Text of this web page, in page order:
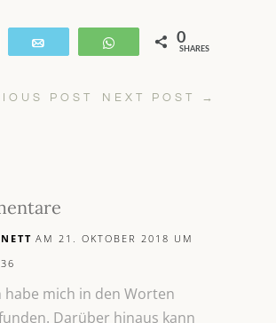
WhatsApp
0
SHARES
POST NEXT POST →
AM 21. OKTOBER 2018 UM
habe mich in den Worten
Darüber hinaus kann